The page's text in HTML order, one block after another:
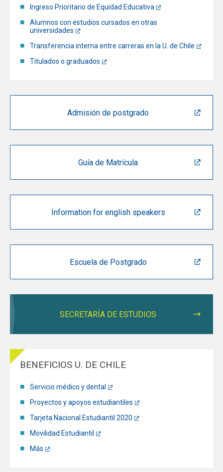
Ingreso Prioritario de Equidad Educativa
Alumnos con estudios cursados en otras
universidades
Transferencia interna entre carreras en la U. de Chile
Titulados o graduados
Admisión de postgrado
Guía de Matrícula
Information for english speakers
Escuela de Postgrado
SECRETARÍA DE ESTUDIOS
BENEFICIOS U. DE CHILE
Servicio médico y dental
Proyectos y apoyos estudiantiles
Tarjeta Nacional Estudiantil 2020
Movilidad Estudiantil
Más